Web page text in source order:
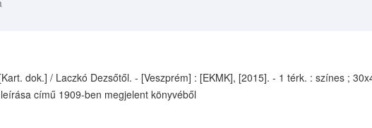
dok.] / Laczkó Dezsőtől. - [Veszprém] : [EKMK], [2015]. - 1 térk. : színes ;
című 1909-ben megjelent könyvéből